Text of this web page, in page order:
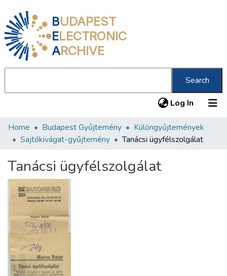
BUDAPEST
ELECTRONIC
ARCHIVE
Search
Log In (current)
Communities & Collections
Statistics
About us
Home Budapest Gyűjtemény
Különgyűjtemények
Sajtókivágat-gyűjtemény
Tanácsi ügyfélszolgálat
Tanácsi ügyfélszolgálat